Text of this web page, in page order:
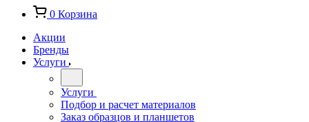
0 Корзина
Акции
Бренды
Услуги
Услуги
Подбор и расчет материалов
Заказ образцов и планшетов